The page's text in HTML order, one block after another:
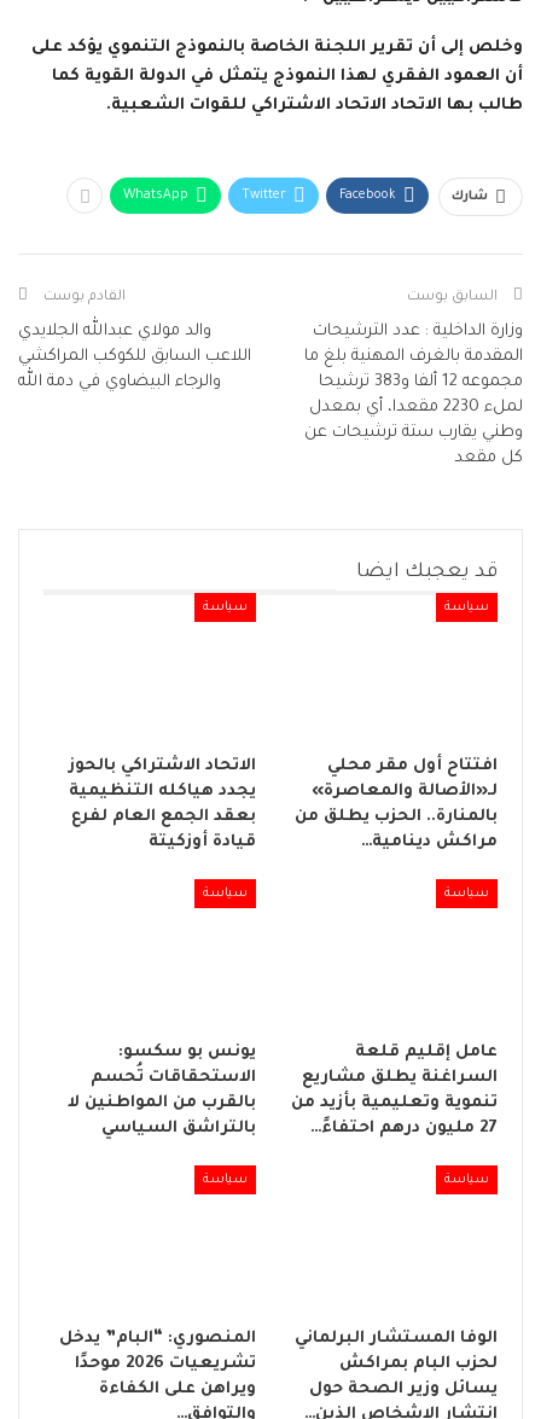
وخلص إلى أن تقرير اللجنة الخاصة بالنموذج التنموي يؤكد على
أن العمود الفقري لهذا النموذج يتمثل في الدولة القوية كما
طالب بها الاتحاد الاتحاد الاشتراكي للقوات الشعبية.
شارك Facebook
Twitter
WhatsApp
السابق بوست
وزارة الداخلية : عدد الترشيحات
المقدمة بالغرف المهنية بلغ ما
مجموعه 12 ألفا و383 ترشيحا
لملء 2230 مقعدا، أي بمعدل
وطني يقارب ستة ترشيحات عن
كل مقعد
القادم بوست
والد مولاي عبدالله الجلايدي
اللاعب السابق للكوكب المراكشي
والرجاء البيضاوي في دمة الله
قد يعجبك ايضا
سياسة
افتتاح أول مقر محلي
لـ«الأصالة والمعاصرة»
بالمنارة.. الحزب يطلق من
مراكش دينامية…
سياسة
الاتحاد الاشتراكي بالحوز
يجدد هياكله التنظيمية
بعقد الجمع العام لفرع
قيادة أوزكيتة
سياسة
عامل إقليم قلعة
السراغنة يطلق مشاريع
تنموية وتعليمية بأزيد من
27 مليون درهم احتفاءً…
سياسة
يونس بو سكسو:
الاستحقاقات تُحسم
بالقرب من المواطنين لا
بالتراشق السياسي
سياسة
الوفا المستشار البرلماني
لحزب البام بمراكش
يسائل وزير الصحة حول
انتشار الاشخاص الذين…
سياسة
المنصوري: “البام” يدخل
تشريعيات 2026 موحدًا
ويراهن على الكفاءة
والتوافق…